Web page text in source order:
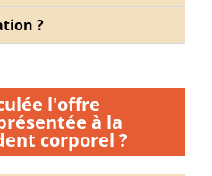
?
l'offre
à la
corporel ?